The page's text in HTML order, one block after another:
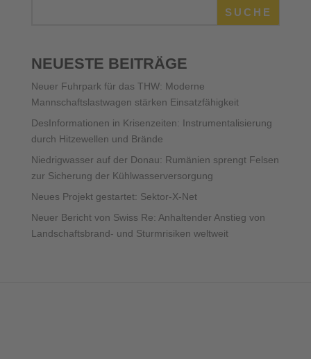
SUCHE
NEUESTE BEITRÄGE
Neuer Fuhrpark für das THW: Moderne
Mannschaftslastwagen stärken Einsatzfähigkeit
DesInformationen in Krisenzeiten: Instrumentalisierung
durch Hitzewellen und Brände
Niedrigwasser auf der Donau: Rumänien sprengt Felsen
zur Sicherung der Kühlwasserversorgung
Neues Projekt gestartet: Sektor-X-Net
Neuer Bericht von Swiss Re: Anhaltender Anstieg von
Landschaftsbrand- und Sturmrisiken weltweit